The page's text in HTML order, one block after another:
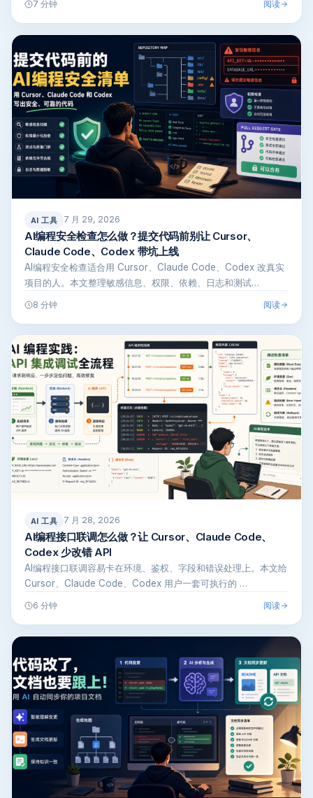
7 分钟 阅读
AI 工具 7 月 29, 2026
AI编程安全检查怎么做？提交代码前别让 Cursor、
Claude Code、Codex 带坑上线
AI编程安全检查适合用 Cursor、Claude Code、Codex 改真实
项目的人。本文整理敏感信息、权限、依赖、日志和测试…
8 分钟 阅读
AI 工具 7 月 28, 2026
AI编程接口联调怎么做？让 Cursor、Claude Code、
Codex 少改错 API
AI编程接口联调容易卡在环境、鉴权、字段和错误处理上。本文给
Cursor、Claude Code、Codex 用户一套可执行的 …
6 分钟 阅读